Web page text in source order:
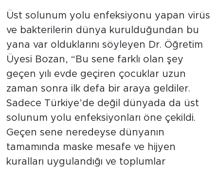
Üst solunum yolu enfeksiyonu yapan virüs
ve bakterilerin dünya kurulduğundan bu
yana var olduklarını söyleyen Dr. Öğretim
Üyesi Bozan, “Bu sene farklı olan şey
geçen yılı evde geçiren çocuklar uzun
zaman sonra ilk defa bir araya geldiler.
Sadece Türkiye’de değil dünyada da üst
solunum yolu enfeksiyonları öne çekildi.
Geçen sene neredeyse dünyanın
tamamında maske mesafe ve hijyen
kuralları uygulandığı ve toplumlar